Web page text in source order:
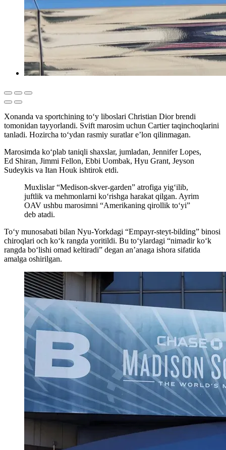
Xonanda va sportchining to‘y liboslari Christian Dior brendi
tomonidan tayyorlandi. Svift marosim uchun Cartier taqinchoqlarini
tanladi. Hozircha to‘ydan rasmiy suratlar e’lon qilinmagan.
Marosimda ko‘plab taniqli shaxslar, jumladan, Jennifer Lopes,
Ed Shiran, Jimmi Fellon, Ebbi Uombak, Hyu Grant, Jeyson
Sudeykis va Itan Houk ishtirok etdi.
Muxlislar “Medison-skver-garden” atrofiga yig‘ilib,
juftlik va mehmonlarni ko‘rishga harakat qilgan. Ayrim
OAV ushbu marosimni “Amerikaning qirollik to‘yi”
deb atadi.
To‘y munosabati bilan Nyu-Yorkdagi “Empayr-steyt-bilding” binosi
chiroqlari och ko‘k rangda yoritildi. Bu to‘ylardagi “nimadir ko‘k
rangda bo‘lishi omad keltiradi” degan an’anaga ishora sifatida
amalga oshirilgan.